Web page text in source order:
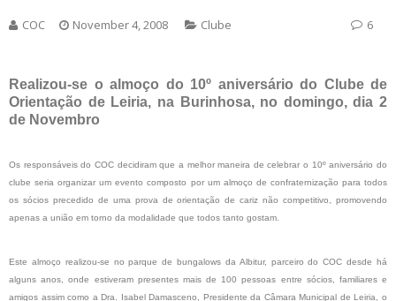
COC November 4, 2008 Clube 6
Realizou-se o almoço do 10º aniversário do Clube de
Orientação de Leiria, na Burinhosa, no domingo, dia 2
de Novembro
Os responsáveis do COC decidiram que a melhor maneira de celebrar o 10º aniversário do
clube seria organizar um evento composto por um almoço de confraternização para todos
os sócios precedido de uma prova de orientação de cariz não competitivo, promovendo
apenas a união em torno da modalidade que todos tanto gostam.
Este almoço realizou-se no parque de bungalows da Albitur, parceiro do COC desde há
alguns anos, onde estiveram presentes mais de 100 pessoas entre sócios, familiares e
amigos assim como a Dra. Isabel Damasceno, Presidente da Câmara Municipal de Leiria, o